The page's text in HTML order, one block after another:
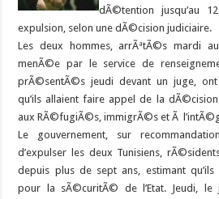
dÃ©tention jusqu’au
expulsion, selon une dÃ©cision judiciaire.
Les deux hommes, arrÃªtÃ©s mardi
menÃ©e par le service de
prÃ©sentÃ©s jeudi devant un juge,
qu’ils allaient faire appel de la
aux RÃ©fugiÃ©s, immigrÃ©s et Ã
Le gouvernement, sur
d’expulser les deux Tunisiens,
depuis plus de sept ans, estimant
pour la sÃ©curitÃ© de l’Etat. Jeudi, le